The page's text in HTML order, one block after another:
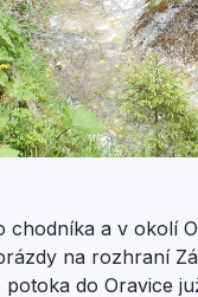
a v okolí
na rozhraní
do Oravice